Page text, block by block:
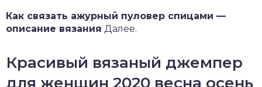
Как связать ажурный пуловер спицами —
описание вязания Далее.
Красивый вязаный джемпер
для женщин 2020 весна осень